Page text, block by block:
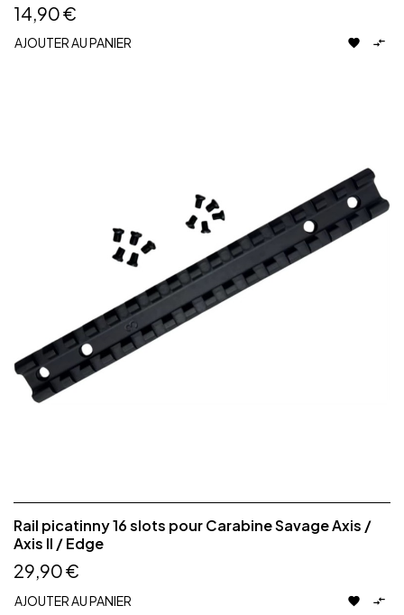
14,90 €
AJOUTER AU PANIER  
Rail picatinny 16 slots pour Carabine Savage Axis /
Axis II / Edge
29,90 €
AJOUTER AU PANIER  